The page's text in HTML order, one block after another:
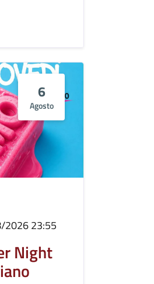
6
Agosto
23:55
Night